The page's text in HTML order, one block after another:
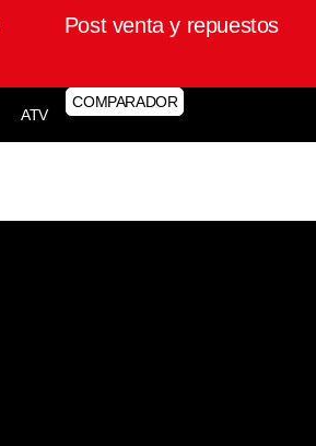
Post venta y repuestos
ATV
COMPARADOR